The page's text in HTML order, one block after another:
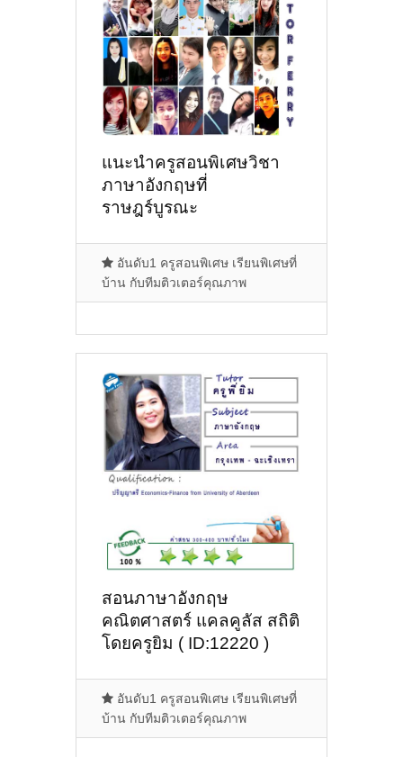
แนะนำครูสอนพิเศษวิชา
ภาษาอังกฤษที่
ราษฎร์บูรณะ
02 2021]
อันดับ1 ครูสอนพิเศษ เรียนพิเศษที่
บ้าน กับทีมติวเตอร์คุณภาพ
สอนภาษาอังกฤษ
คณิตศาสตร์ แคลคูลัส สถิติ
โดยครูยิม ( ID:12220 )
อันดับ1 ครูสอนพิเศษ เรียนพิเศษที่
บ้าน กับทีมติวเตอร์คุณภาพ